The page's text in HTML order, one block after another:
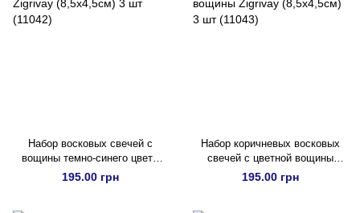
Набор восковых свечей с
вощины темно-синего цвета
Zigrivay (8,5х4,5см) 3 шт
(11042)
195.00 грн
Набор коричневых восковых
свечей с цветной вощины
Zigrivay (8,5х4,5см) 3 шт
(11043)
195.00 грн